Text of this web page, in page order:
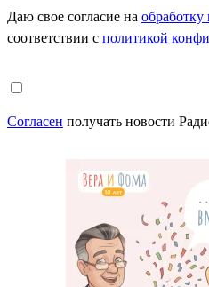
Даю свое согласие на
соответствии с политикой
Согласен получать новости